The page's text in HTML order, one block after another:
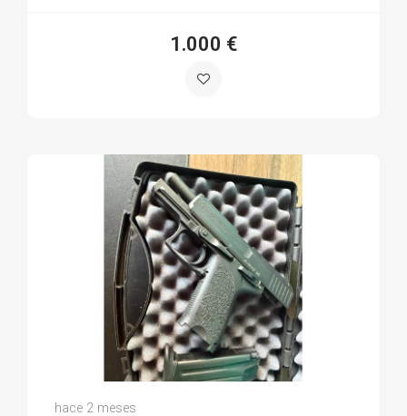
1.000 €
hace 2 meses